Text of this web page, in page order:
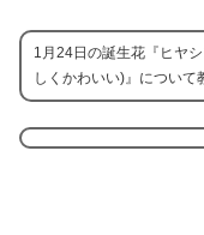
1月24日の誕生花『ヒヤ
しくかわいい)』について